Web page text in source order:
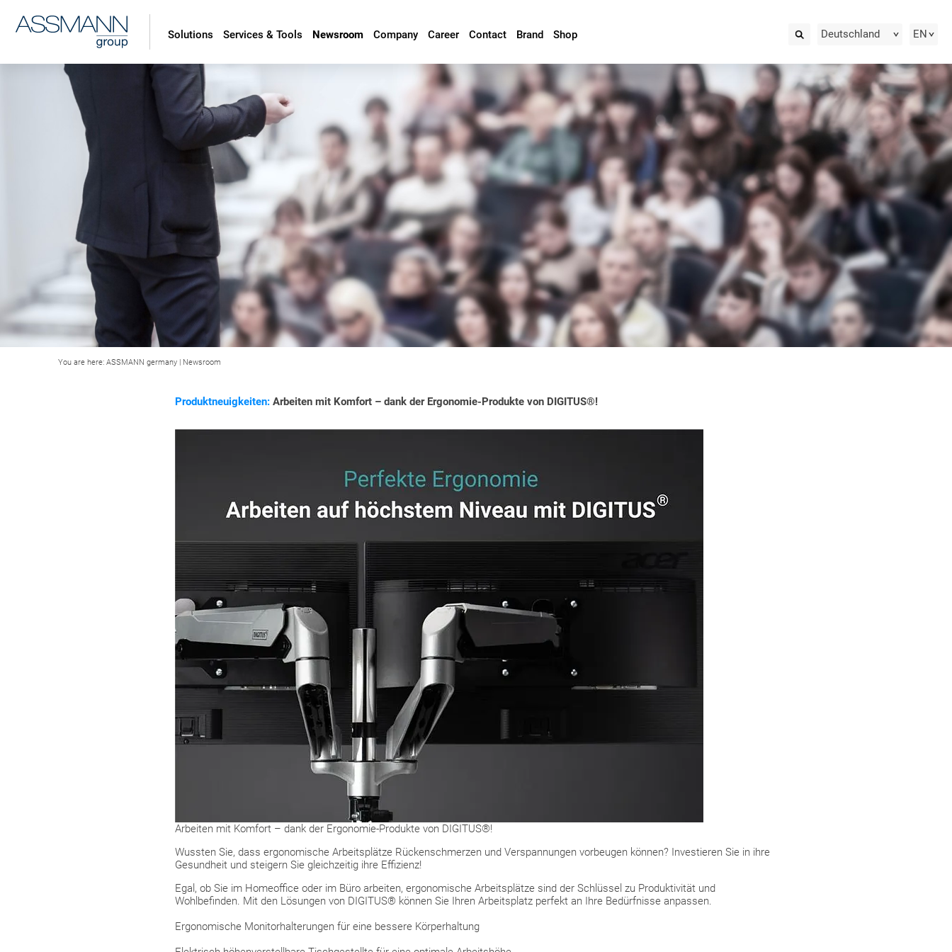
Deutschland EN
Solutions Services & Tools Newsroom Company Career Contact Brand Shop
You are here: ASSMANN germany | Newsroom
Produktneuigkeiten: Arbeiten mit Komfort – dank der Ergonomie-Produkte von DIGITUS®!
Arbeiten mit Komfort – dank der Ergonomie-Produkte von DIGITUS®!
Wussten Sie, dass ergonomische Arbeitsplätze Rückenschmerzen und Verspannungen vorbeugen können? Investieren Sie in ihre
Gesundheit und steigern Sie gleichzeitig ihre Effizienz!
Egal, ob Sie im Homeoffice oder im Büro arbeiten, ergonomische Arbeitsplätze sind der Schlüssel zu Produktivität und
Wohlbefinden. Mit den Lösungen von DIGITUS® können Sie Ihren Arbeitsplatz perfekt an Ihre Bedürfnisse anpassen.
Ergonomische Monitorhalterungen für eine bessere Körperhaltung